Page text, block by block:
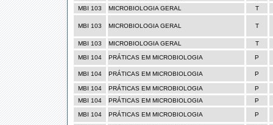
MBI 103
MICROBIOLOGIA GERAL T
MBI 103 MICROBIOLOGIA GERAL T
MBI 103 MICROBIOLOGIA GERAL T
MBI 104 PRÁTICAS EM MICROBIOLOGIA P
MBI 104 PRÁTICAS EM MICROBIOLOGIA P
MBI 104 PRÁTICAS EM MICROBIOLOGIA
P
MBI 104
PRÁTICAS EM MICROBIOLOGIA P
MBI 104 PRÁTICAS EM MICROBIOLOGIA P